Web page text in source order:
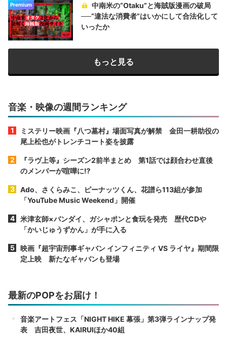
Premium
中南米の“Otaku”と海賊版漫画の破局
──“違法な消費者”はいかにして合法化して
いったか
もっと見る
音楽・映像の週間ランキング
ミステリー映画『八つ墓村』場面写真が解禁 金田一耕助役の
尾上松也がトレンチコート姿を披露
『ラヴ上等』シーズン2前半まとめ 第1話では顔合わせ直後
のメンバーが喧嘩に⁉︎
Ado、さくらみこ、ピーナッツくん、花譜ら113組が参加
「YouTube Music Weekend」開催
米津玄師×バンダイ、ガシャポンと食玩を発売 歴代CDや
「かいじゅうずかん」が手に入る
映画『超宇宙刑事ギャバン インフィニティ VS ライヤ』期間限
定上映 新たなギャバンも登場
最新のPOPをお届け！
音楽アートフェス「NIGHT HIKE 幕張」第3弾ラインナップ発
表 吉田夜世、KAIRUIほか40組